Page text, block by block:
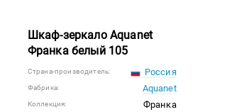
Шкаф-зеркало Aquanet
Франка белый 105
Страна-производитель: Россия
Фабрика: Aquanet
Коллекция: Франка